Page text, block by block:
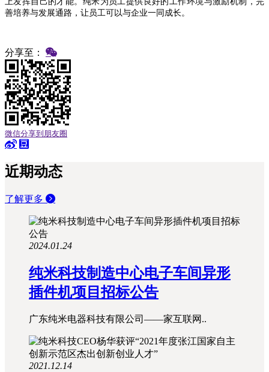
善培养与发展通路，让员工可以与企业一同成长。
分享至：
微信分享到朋友圈
近期动态
了解更多
2024.01.24
纯米科技制造中心电子车间异形
插件机项目招标公告
广东纯米电器科技有限公司——家互联网..
2021.12.14